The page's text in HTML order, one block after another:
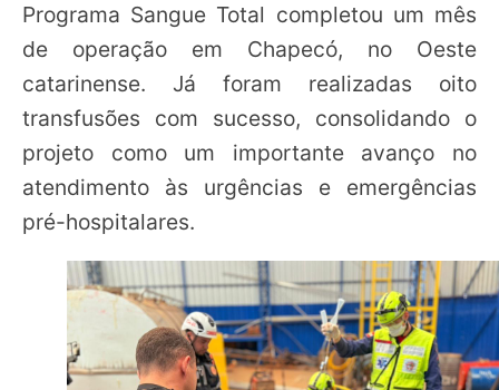
Programa Sangue Total completou um mês
de operação em Chapecó, no Oeste
catarinense. Já foram realizadas oito
transfusões com sucesso, consolidando o
projeto como um importante avanço no
atendimento às urgências e emergências
pré-hospitalares.